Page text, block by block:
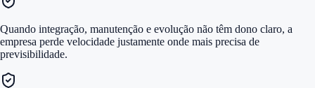
Quando integração, manutenção e evolução não têm dono claro, a
empresa perde velocidade justamente onde mais precisa de
previsibilidade.